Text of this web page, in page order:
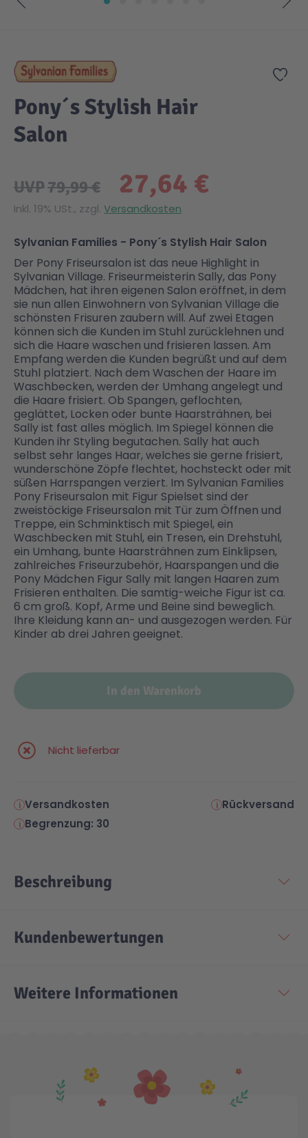
Sicherheit
Krimi / Thriller
Liebesromane
Zeit & Reise
Kuscheltiere
Puppen & Puppenzubehör
Holzspielwaren
Elektronische Spielwaren
Kreativ
Malen & Zeichnen
DC Comics™ Super Heroes
Disney
Friends
Jurassic World™
Harry Potter™
Marvel™ Super Heroes
Minecraft™
Minifiguren
NINJAGO®
Speed Champions
Star Wars™
Super Mario
Aktion
Seltene Artikel
Country
Fairies
Figures
Fun Stars
Heroes
Knights
NOVELMORE
Sports Action
VW
Wiltopia
Aktion
Cars
Zur
Pony´s Stylish Hair
Salon
27,64 €
UVP79,99 €
Inkl. 19% USt., zzgl. Versandkosten
Sylvanian Families - Pony´s Stylish Hair Salon
Der Pony Friseursalon ist das neue Highlight in
Sylvanian Village. Friseurmeisterin Sally, das Pony
Mädchen, hat ihren eigenen Salon eröffnet, in dem
sie nun allen Einwohnern von Sylvanian Village die
schönsten Frisuren zaubern will. Auf zwei Etagen
können sich die Kunden im Stuhl zurücklehnen und
sich die Haare waschen und frisieren lassen. Am
Empfang werden die Kunden begrüßt und auf dem
Stuhl platziert. Nach dem Waschen der Haare im
Waschbecken, werden der Umhang angelegt und
die Haare frisiert. Ob Spangen, geflochten,
geglättet, Locken oder bunte Haarsträhnen, bei
Sally ist fast alles möglich. Im Spiegel können die
Kunden ihr Styling begutachen. Sally hat auch
selbst sehr langes Haar, welches sie gerne frisiert,
wunderschöne Zöpfe flechtet, hochsteckt oder mit
süßen Harrspangen verziert. Im Sylvanian Families
Pony Friseursalon mit Figur Spielset sind der
zweistöckige Friseursalon mit Tür zum Öffnen und
Treppe, ein Schminktisch mit Spiegel, ein
Waschbecken mit Stuhl, ein Tresen, ein Drehstuhl,
ein Umhang, bunte Haarsträhnen zum Einklipsen,
zahlreiches Friseurzubehör, Haarspangen und die
Pony Mädchen Figur Sally mit langen Haaren zum
Frisieren enthalten. Die samtig-weiche Figur ist ca.
6 cm groß. Kopf, Arme und Beine sind beweglich.
Ihre Kleidung kann an- und ausgezogen werden. Für
Kinder ab drei Jahren geeignet.
In den Warenkorb
Nicht lieferbar
Versandkosten
Rückversand
Begrenzung: 30
Beschreibung
Kundenbewertungen
Weitere Informationen